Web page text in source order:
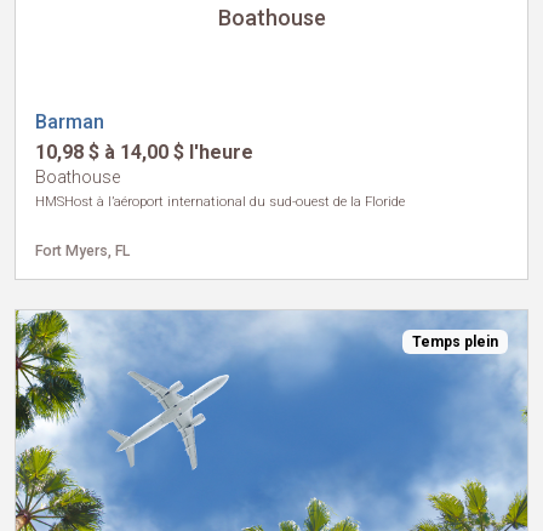
Boathouse
Barman
10,98 $ à 14,00 $ l'heure
Boathouse
HMSHost à l’aéroport international du sud-ouest de la Floride
Fort Myers, FL
Temps plein